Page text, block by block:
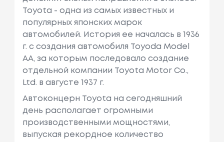
Toyota - одна из самых известных и
популярных японских марок
автомобилей. История ее началась в 1936
г. с создания автомобиля Toyoda Model
AA, за которым последовало создание
отдельной компании Toyota Motor Co.,
Ltd. в августе 1937 г.
Автоконцерн Toyota на сегодняшний
день располагает огромными
производственными мощностями,
выпуская рекордное количество